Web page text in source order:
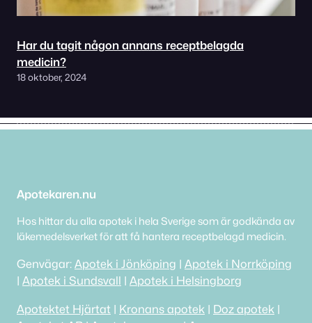
Har du tagit någon annans receptbelagda
medicin?
18 oktober, 2024
Apotekaren.nu
Hos hittar du alla apotek i hela Sverige som är godkända av
läkemedelsverket för att få hantera receptbelagd medicin.
Genvägar: Apotek i Jönköping | Apotek i Norrköping
| Apotek i Sundsvall | Apotek i Helsingborg
Apotektet Hjärtat | Kronans apotek | Doz apotek |